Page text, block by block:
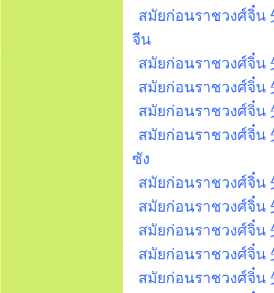
สมัยก่อนราชวงศ์จิ๋น
จีน
สมัยก่อนราชวงศ์จิ๋น
สมัยก่อนราชวงศ์จิ๋น
สมัยก่อนราชวงศ์จิ๋น
สมัยก่อนราชวงศ์จิ๋น
ซัง
สมัยก่อนราชวงศ์จิ๋น
สมัยก่อนราชวงศ์จิ๋น
สมัยก่อนราชวงศ์จิ๋น
สมัยก่อนราชวงศ์จิ๋น
สมัยก่อนราชวงศ์จิ๋น